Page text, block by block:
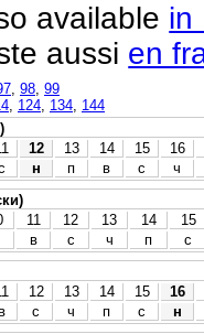
available in
aussi en
98 99
124 134 144
12 13 14 15
16
н п в с
ч
11 12 13 14
15
в с ч п
с
12 13 14 15
16
с ч п с
н